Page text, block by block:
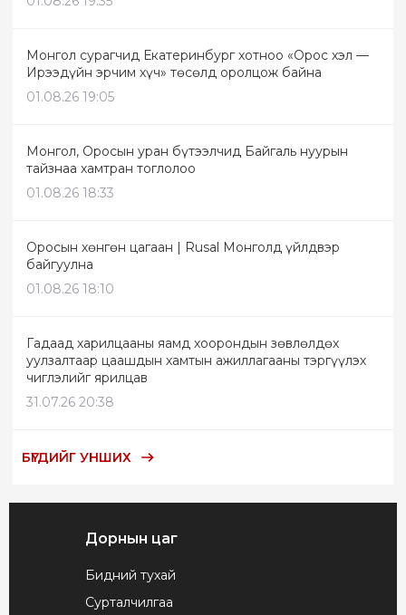
Монгол сурагчид Екатеринбург хотноо «Орос хэл —
Ирээдүйн эрчим хүч» төсөлд оролцож байна
01.08.26 19:05
Монгол, Оросын уран бүтээлчид Байгаль нуурын
тайзнаа хамтран тоглолоо
01.08.26 18:33
Оросын хөнгөн цагаан | Rusal Монголд үйлдвэр
байгуулна
01.08.26 18:10
Гадаад харилцааны яамд хоорондын зөвлөлдөх
уулзалтаар цаашдын хамтын ажиллагааны тэргүүлэх
чиглэлийг ярилцав
31.07.26 20:38
БҮГДИЙГ УНШИХ
Дорнын цаг
Бидний тухай
Сурталчилгаа